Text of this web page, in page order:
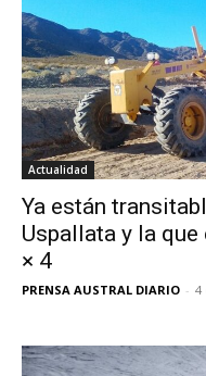
Actualidad
Ya están
Uspallata y la
× 4
PRENSA AUSTRAL DIARIO - 4